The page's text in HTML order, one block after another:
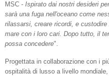
MSC - Ispirato dai nostri desideri
sarà una fuga nell'oceano come
rilassarsi, creare ricordi, e
mare con i loro cari. Dopo tutto, il
possa concedere".
Progettata in collaborazione con i
ospitalità di lusso a livello